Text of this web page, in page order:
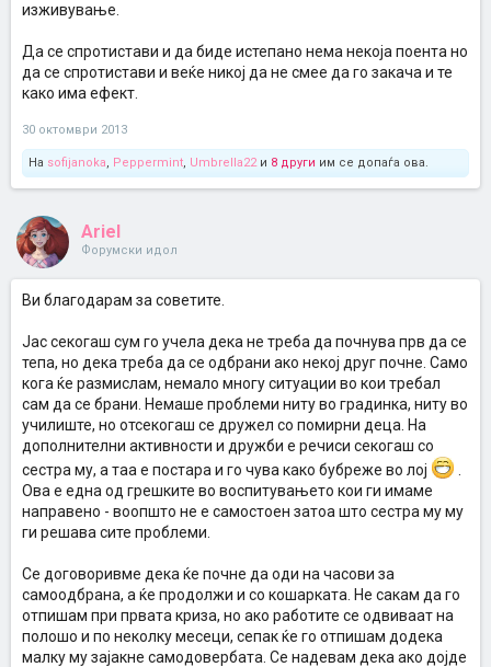
изживување.
Да се спротистави и да биде истепано нема некоја поента но
да се спротистави и веќе никој да не смее да го закача и те
како има ефект.
30 октомври 2013
На sofijanoka, Peppermint, Umbrella22и 8 други им се допаѓа ова.
Ariel
Форумски идол
Ви благодарам за советите.
Јас секогаш сум го учела дека не треба да почнува прв да се
тепа, но дека треба да се одбрани ако некој друг почне. Само
кога ќе размислам, немало многу ситуации во кои требал
сам да се брани. Немаше проблеми ниту во градинка, ниту во
училиште, но отсекогаш се дружел со помирни деца. На
дополнителни активности и дружби е речиси секогаш со
сестра му, а таа е постара и го чува како бубреже во лој
Ова е една од грешките во воспитувањето кои ги имаме
направено - воопшто не е самостоен затоа што сестра му му
ги решава сите проблеми.
Се договоривме дека ќе почне да оди на часови за
самоодбрана, а ќе продолжи и со кошарката. Не сакам да го
отпишам при првата криза, но ако работите се одвиваат на
полошо и по неколку месеци, сепак ќе го отпишам додека
малку му зајакне самодовербата. Се надевам дека ако дојде